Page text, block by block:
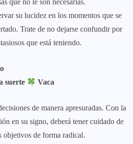
que no le son necesarias.
su lucidez en los momentos que se
Trate de no dejarse confundir por
que está teniendo.
suerte
Vaca
de manera apresuradas. Con la
en su signo, deberá tener cuidado de
objetivos de forma radical.